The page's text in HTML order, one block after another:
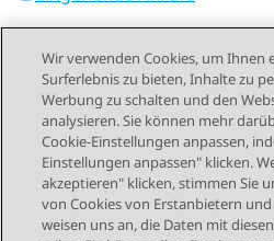
Send Feedback
Vorheriges Thema
Wir verwenden Cookies, um Ihnen
Surferlebnis zu bieten, Inhalte zu
Werbung zu schalten und den
analysieren. Sie können mehr
Cookie-Einstellungen anpassen,
Einstellungen anpassen" klicken.
akzeptieren" klicken, stimmen Sie
von Cookies von Erstanbietern
weisen uns an, die Daten mit